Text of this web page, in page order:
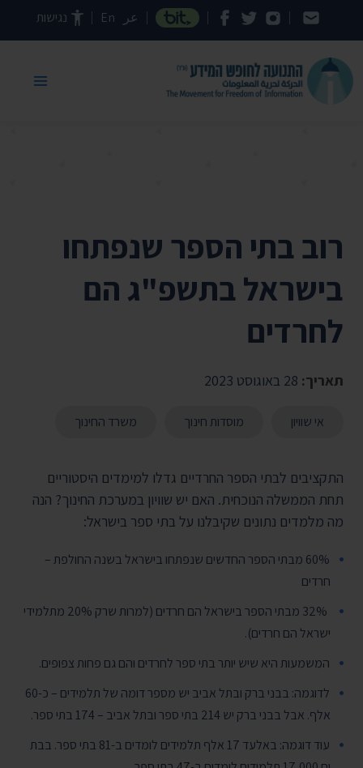
דילוג לתוכן העמוד عر En נגישות
רוב בתי הספר שנפתחו
בישראל בתשפ"ג הם
לחרדים
תאריך:
אי שוויון מוסדות חינוך משרד החינוך
התקציבים לבתי הספר החרדיים גדלו למימדים היסטוריים
תחת הממשלה הנוכחית. האם יש שוויון במערכת החינוך? הנה
מה מלמדים נתונים שקיבלנו על בתי ספר בישראל:
60% מבתי הספר החדשים שנפתחו בישראל בשנה החולפת –
חרדים
32% מבתי הספר בישראל הם חרדים (למרות שרק 20% מתלמידי
ישראל הם חרדים).
המשמעות היא שיש יותר בתי ספר לחרדים והם גם פחות צפופים.
לדוגמה: בבני ברק ובתל אביב יש מספר דומה של תלמידים – כ-60
אלף. אבל בבני ברק יש 214 בתי ספר ובתל אביב – 174 בתי ספר.
עוד דוגמה: באלעד 17 אלף תלמידים לומדים ב-81 בתי ספר. בבת